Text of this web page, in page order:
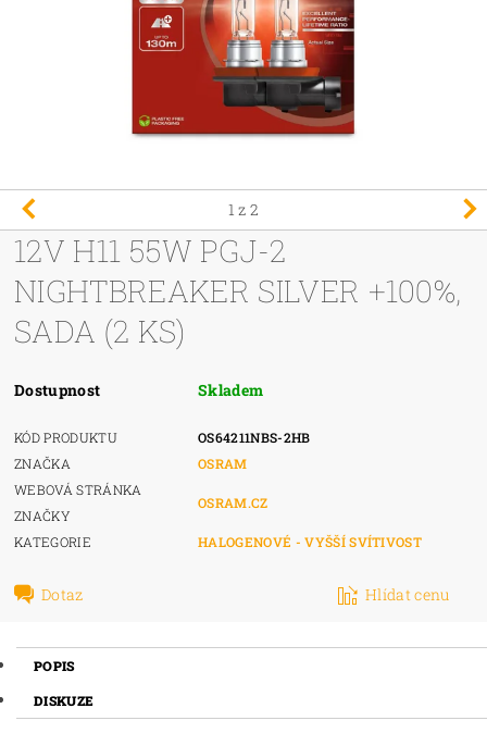
1 z 2
12V H11 55W PGJ-2
NIGHTBREAKER SILVER +100%,
SADA (2 KS)
Dostupnost Skladem
KÓD PRODUKTU
OS64211NBS-2HB
ZNAČKA
OSRAM
WEBOVÁ STRÁNKA
ZNAČKY
OSRAM.CZ
KATEGORIE HALOGENOVÉ - VYŠŠÍ SVÍTIVOST
Dotaz Hlídat cenu
POPIS
DISKUZE